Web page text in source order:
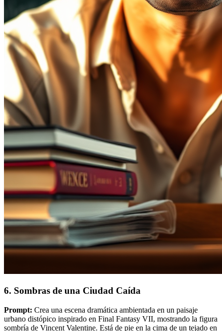
6. Sombras de una Ciudad Caída
Prompt: Crea una escena dramática ambientada en un paisaje
urbano distópico inspirado en Final Fantasy VII, mostrando la figura
sombría de Vincent Valentine. Está de pie en la cima de un tejado en